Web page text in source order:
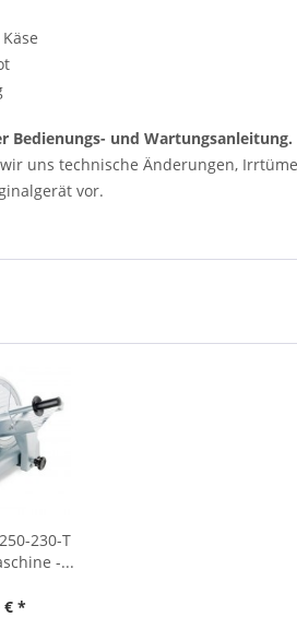
Bedienungs- und Wartungsanleitung.
uns technische Änderungen,
vor.
230-T
-...
€ *